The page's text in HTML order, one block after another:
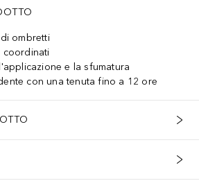
ombretti
coordinati
e la sfumatura
con una tenuta fino a 12 ore